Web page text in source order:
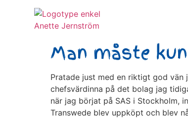
Man måste
Pratade just med en riktigt god vän
chefsvärdinna på det bolag jag
när jag börjat på SAS i Stockholm,
Transwede blev uppköpt och blev